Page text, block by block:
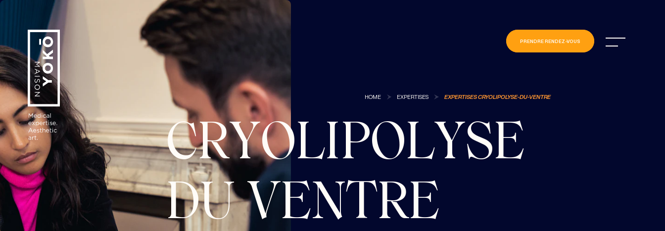
PRENDRE RENDEZ-VOUS
HOME EXPERTISES EXPERTISES CRYOLIPOLYSE-DU-VENTRE
CRYOLIPOLYSE
DU VENTRE